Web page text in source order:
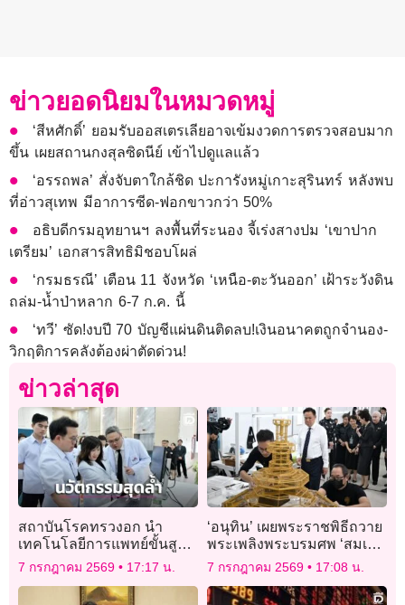
ข่าวยอดนิยมในหมวดหมู่
‘สีหศักดิ์’ ยอมรับออสเตรเลียอาจเข้มงวดการตรวจสอบมาก
ขึ้น เผยสถานกงสุลซิดนีย์ เข้าไปดูแลแล้ว
‘อรรถพล’ สั่งจับตาใกล้ชิด ปะการังหมู่เกาะสุรินทร์ หลังพบ
ที่อ่าวสุเทพ มีอาการซีด-ฟอกขาวกว่า 50%
อธิบดีกรมอุทยานฯ ลงพื้นที่ระนอง จี้เร่งสางปม ‘เขาปาก
เตรียม’ เอกสารสิทธิมิชอบโผล่
‘กรมธรณี’ เตือน 11 จังหวัด ‘เหนือ-ตะวันออก’ เฝ้าระวังดิน
ถล่ม-น้ำป่าหลาก 6-7 ก.ค. นี้
‘ทวี’ ซัด!งบปี 70 บัญชีแผ่นดินติดลบ!เงินอนาคตถูกจำนอง-
วิกฤติการคลังต้องผ่าตัดด่วน!
ข่าวล่าสุด
สถาบันโรคทรวงอก นำ
เทคโนโลยีการแพทย์ขั้นสูง
ยกระดับการรักษาโรคหัวใจ-
ปอด ขับเคลื่อนการแพทย์ไทย
7 กรกฎาคม 2569 17:17 น.
‘อนุทิน’ เผยพระราชพิธีถวาย
พระเพลิงพระบรมศพ ‘สมเด็จ
พระพันปีหลวง’กลางเดือน
ธ.ค. มั่นใจ’พระเมรุ
มาศฯ’เสร็จตามกำหนด
7 กรกฎาคม 2569 17:08 น.